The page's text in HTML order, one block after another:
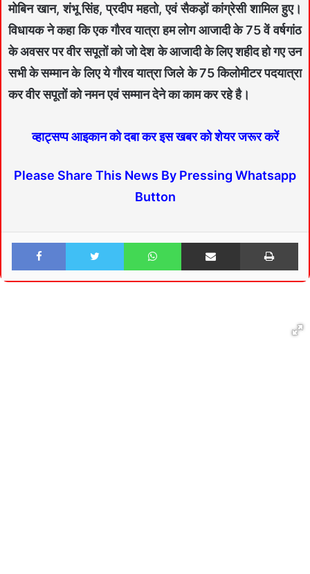
मोबिन खान, शंभू सिंह, प्रदीप महतो, एवं सैकड़ों कांग्रेसी शामिल हुए।
विधायक ने कहा कि एक गौरव यात्रा हम लोग आजादी के 75 वें वर्षगांठ
के अवसर पर वीर सपूतों को जो देश के आजादी के लिए शहीद हो गए उन
सभी के सम्मान के लिए ये गौरव यात्रा जिले के 75 किलोमीटर पदयात्रा
कर वीर सपूतों को नमन एवं सम्मान देने का काम कर रहे है।
व्हाट्सप्प आइकान को दबा कर इस खबर को शेयर जरूर करें
Please Share This News By Pressing Whatsapp
Button
Facebook Twitter WhatsApp Share via Email Print